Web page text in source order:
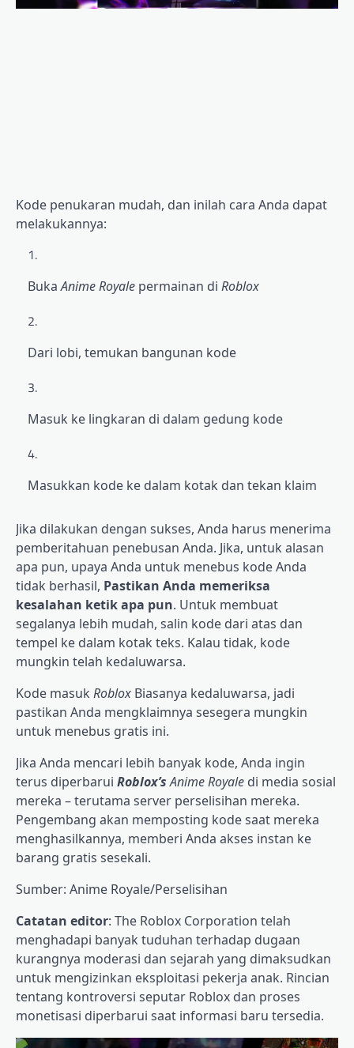
Kode penukaran mudah, dan inilah cara Anda dapat
melakukannya:
BukaAnime Royale permainan di Roblox
Dari lobi, temukan bangunan kode
Masuk ke lingkaran di dalam gedung kode
Masukkan kode ke dalam kotak dan tekan klaim
Jika dilakukan dengan sukses, Anda harus menerima
pemberitahuan penebusan Anda. Jika, untuk alasan
apa pun, upaya Anda untuk menebus kode Anda
tidak berhasil, Pastikan Anda memeriksa
kesalahan ketik apa pun. Untuk membuat
segalanya lebih mudah, salin kode dari atas dan
tempel ke dalam kotak teks. Kalau tidak, kode
mungkin telah kedaluwarsa.
Kode masuk Roblox Biasanya kedaluwarsa, jadi
pastikan Anda mengklaimnya sesegera mungkin
untuk menebus gratis ini.
Jika Anda mencari lebih banyak kode, Anda ingin
terus diperbarui Roblox’sAnime Royale di media sosial
mereka – terutama server perselisihan mereka.
Pengembang akan memposting kode saat mereka
menghasilkannya, memberi Anda akses instan ke
barang gratis sesekali.
Sumber: Anime Royale/Perselisihan
Catatan editor: The Roblox Corporation telah
menghadapi banyak tuduhan terhadap dugaan
kurangnya moderasi dan sejarah yang dimaksudkan
untuk mengizinkan eksploitasi pekerja anak. Rincian
tentang kontroversi seputar Roblox dan proses
monetisasi diperbarui saat informasi baru tersedia.